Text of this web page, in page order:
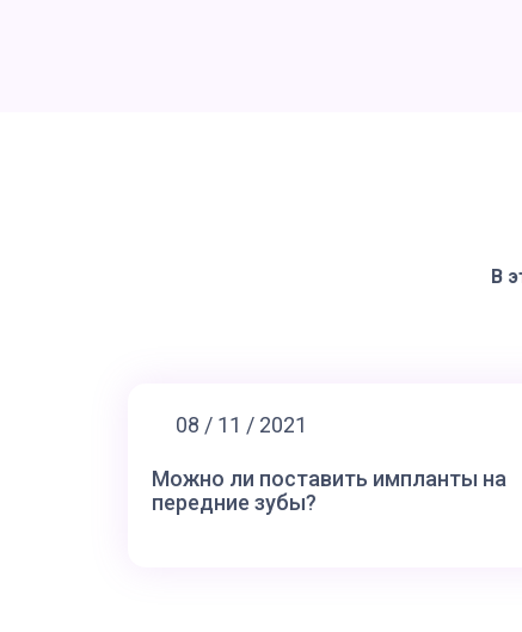
В
08 / 11 / 2021
Можно ли поставить импланты на
передние зубы?